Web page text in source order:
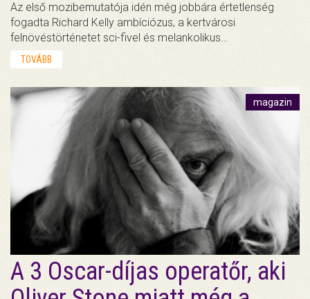
Az első mozibemutatója idén még jobbára értetlenség
fogadta Richard Kelly ambíciózus, a kertvárosi
felnövéstörténetet sci-fivel és melankolikus…
TOVÁBB
magazin
A 3 Oscar-díjas operatőr, aki